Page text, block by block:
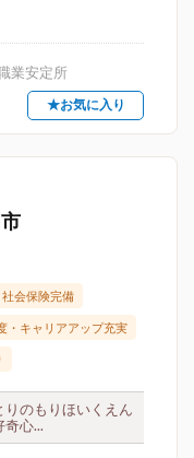
業安定所
★お気に入り
社会保険完備
・キャリアアップ充実
のもりほいくえん
心...